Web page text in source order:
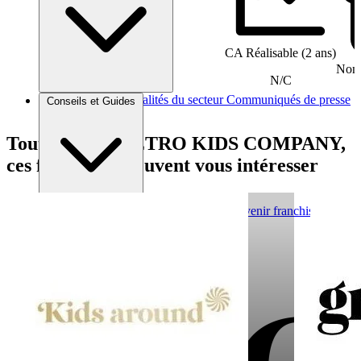
Brèves et actus Actualités du secteur Communiqués de presse
Conseils et Guides
Devenir franchiseur
CA Réalisable (2 ans)
N/C
Tout comme METRO KIDS COMPANY,
ces franchises peuvent vous intéresser